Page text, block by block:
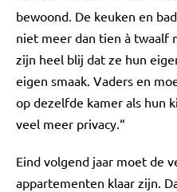
bewoond. De keuken en
niet meer dan tien à twaalf
zijn heel blij dat ze hun
eigen smaak. Vaders en
op dezelfde kamer als hun
veel meer privacy.“
Eind volgend jaar moet de
appartementen klaar zijn.